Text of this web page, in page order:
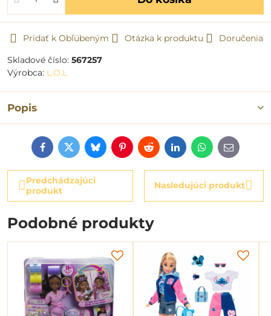
Pridať k Obľúbeným Otázka k produktu
Doručenia
Skladové číslo: 567257
Výrobca: L.O.L
Popis
FacebookTwitterBlueskyPinterestRedditLinkedInWhatsApp
E-
mail
Predchádzajúci
produkt
Nasledujúci produkt
Podobné produkty